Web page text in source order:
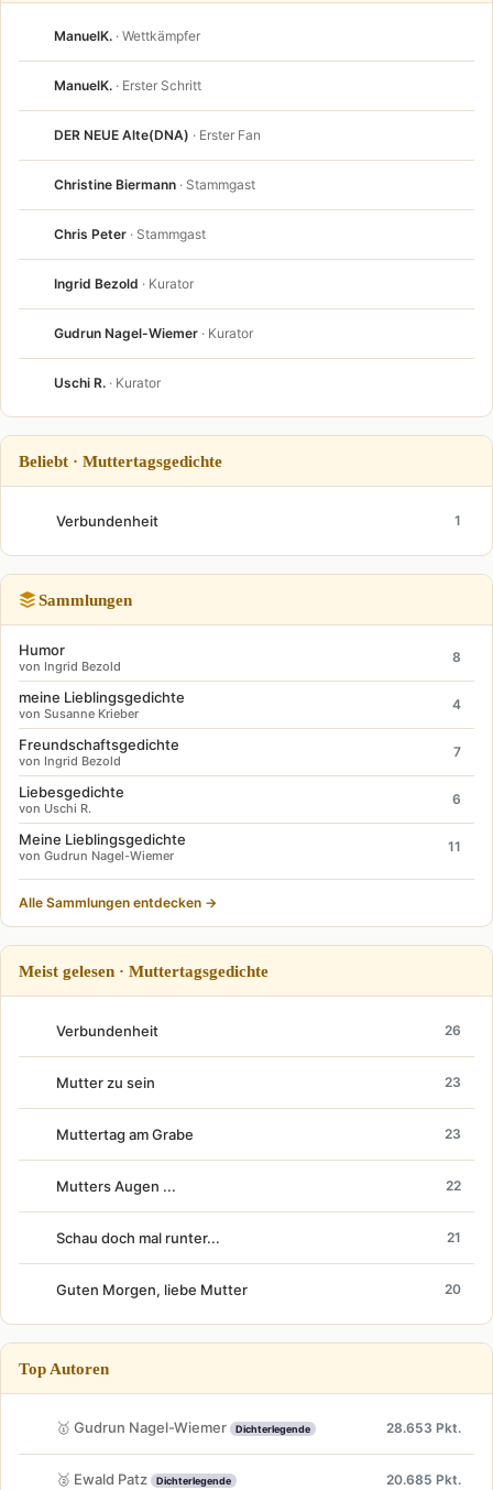
ManuelK. · Wettkämpfer
ManuelK. · Erster Schritt
DER NEUE Alte(DNA) · Erster Fan
Christine Biermann · Stammgast
Chris Peter · Stammgast
Ingrid Bezold · Kurator
Gudrun Nagel-Wiemer · Kurator
Uschi R. · Kurator
Beliebt · Muttertagsgedichte
Verbundenheit 1
Sammlungen
Humor
von Ingrid Bezold
8
meine Lieblingsgedichte
von Susanne Krieber
4
Freundschaftsgedichte
von Ingrid Bezold
7
Liebesgedichte
von Uschi R.
6
Meine Lieblingsgedichte
von Gudrun Nagel-Wiemer
11
Alle Sammlungen entdecken →
Meist gelesen · Muttertagsgedichte
Verbundenheit 26
Mutter zu sein 23
Muttertag am Grabe 23
Mutters Augen ... 22
Schau doch mal runter... 21
Guten Morgen, liebe Mutter 20
Top Autoren
🥇 Gudrun Nagel-Wiemer Dichterlegende 28.653 Pkt.
🥈 Ewald Patz Dichterlegende 20.685 Pkt.